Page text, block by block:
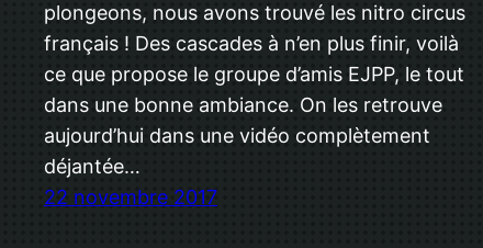
plongeons, nous avons trouvé les nitro circus
français ! Des cascades à n’en plus finir, voilà
ce que propose le groupe d’amis EJPP, le tout
dans une bonne ambiance. On les retrouve
aujourd’hui dans une vidéo complètement
déjantée…
22 novembre 2017